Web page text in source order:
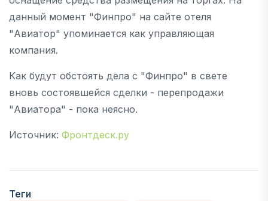
данный момент "Финпро" на сайте отеля
"Авиатор" упоминается как управляющая
компания.
Как будут обстоять дела с "Финпро" в свете
вновь состоявшейся сделки - перепродажи
"Авиатора" - пока неясно.
Источник: Фронтдеск.ру
Теги